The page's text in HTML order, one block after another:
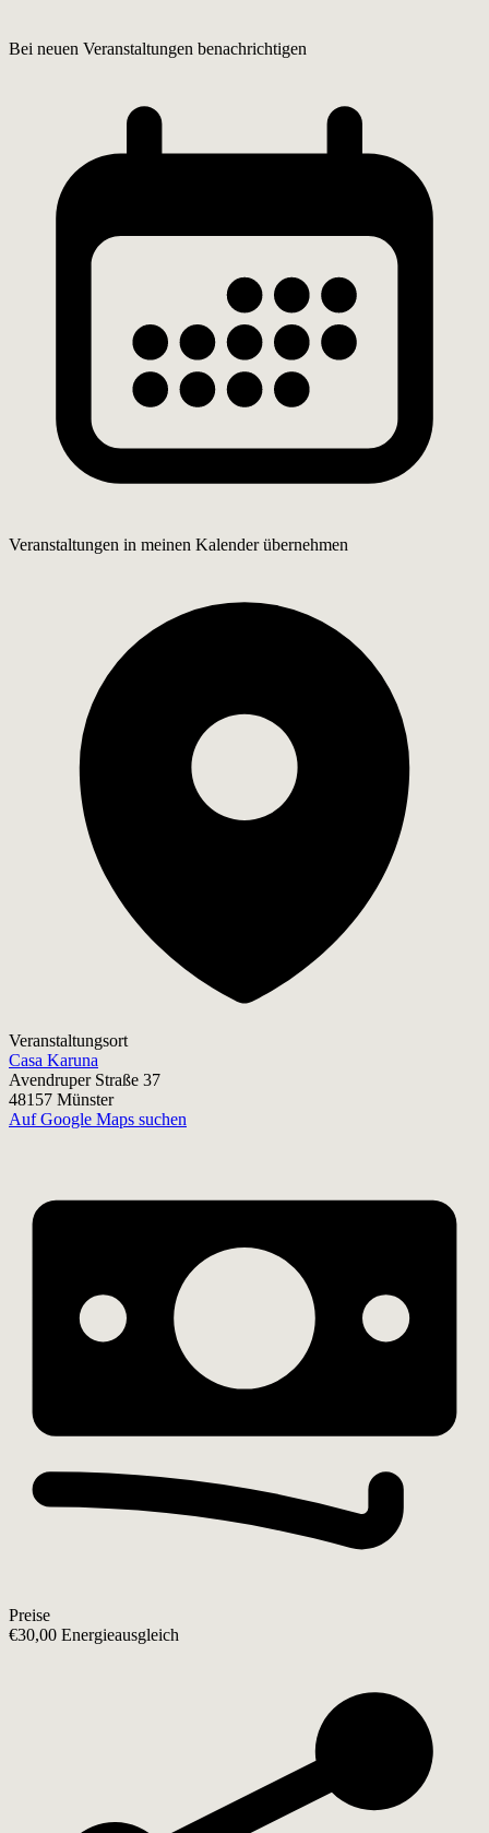
Bei neuen Veranstaltungen benachrichtigen
Veranstaltungen in meinen Kalender übernehmen
Veranstaltungsort
Casa Karuna
Avendruper Straße 37
48157 Münster
Auf Google Maps suchen
Preise
€30,00 Energieausgleich